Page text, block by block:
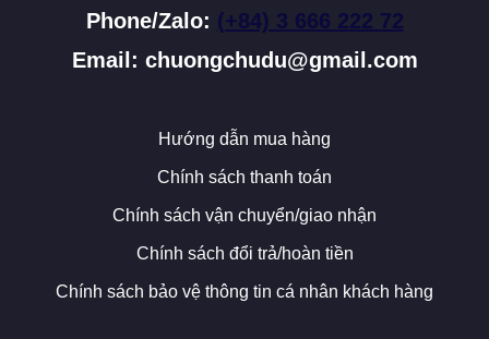
Phone/Zalo:
Email: chuongchudu@gmail.com
Hướng dẫn mua hàng
Chính sách thanh toán
Chính sách vận chuyển/giao nhận
Chính sách đổi trả/hoàn tiền
Chính sách bảo vệ thông tin cá nhân khách hàng